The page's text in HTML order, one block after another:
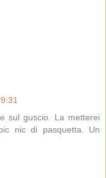
sul guscio. La metterei
nic di pasquetta. Un